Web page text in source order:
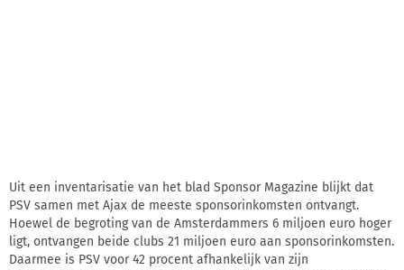
Uit een inventarisatie van het blad Sponsor Magazine blijkt dat
PSV samen met Ajax de meeste sponsorinkomsten ontvangt.
Hoewel de begroting van de Amsterdammers 6 miljoen euro hoger
ligt, ontvangen beide clubs 21 miljoen euro aan sponsorinkomsten.
Daarmee is PSV voor 42 procent afhankelijk van zijn